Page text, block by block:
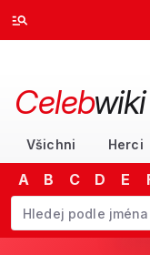
Celebwiki
Všichni Herci
A B C D E
Začněte psát jméno.